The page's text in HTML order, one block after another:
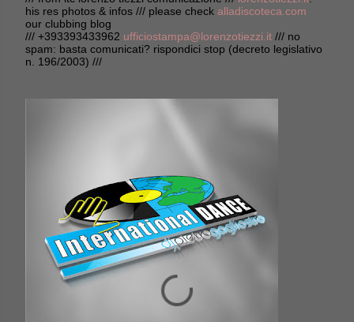
his res photos & infos /// please check alladiscoteca.com
our clubbing blog
/// +393393433962 ufficiostampa@lorenzotiezzi.it /// no
spam: basta comunicati? rispondici stop (decreto legislativo
n. 196/2003) ///